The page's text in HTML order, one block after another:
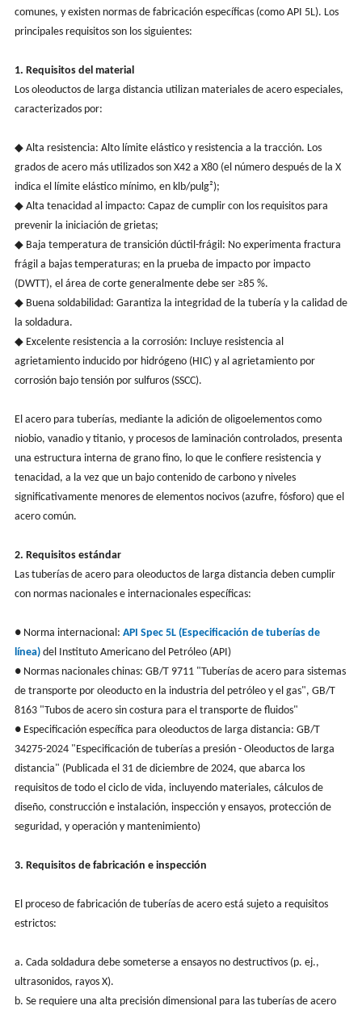
comunes, y existen normas de fabricación específicas (como API 5L). Los
principales requisitos son los siguientes:
1. Requisitos del material
Los oleoductos de larga distancia utilizan materiales de acero especiales,
caracterizados por:
◆ Alta resistencia: Alto límite elástico y resistencia a la tracción. Los
grados de acero más utilizados son X42 a X80 (el número después de la X
indica el límite elástico mínimo, en klb/pulg²);
◆ Alta tenacidad al impacto: Capaz de cumplir con los requisitos para
prevenir la iniciación de grietas;
◆ Baja temperatura de transición dúctil-frágil: No experimenta fractura
frágil a bajas temperaturas; en la prueba de impacto por impacto
(DWTT), el área de corte generalmente debe ser ≥85 %.
◆ Buena soldabilidad: Garantiza la integridad de la tubería y la calidad de
la soldadura.
◆ Excelente resistencia a la corrosión: Incluye resistencia al
agrietamiento inducido por hidrógeno (HIC) y al agrietamiento por
corrosión bajo tensión por sulfuros (SSCC).
El acero para tuberías, mediante la adición de oligoelementos como
niobio, vanadio y titanio, y procesos de laminación controlados, presenta
una estructura interna de grano fino, lo que le confiere resistencia y
tenacidad, a la vez que un bajo contenido de carbono y niveles
significativamente menores de elementos nocivos (azufre, fósforo) que el
acero común.
2. Requisitos estándar
Las tuberías de acero para oleoductos de larga distancia deben cumplir
con normas nacionales e internacionales específicas:
● Norma internacional: API Spec 5L (Especificación de tuberías de
línea)del Instituto Americano del Petróleo (API)
● Normas nacionales chinas: GB/T 9711 "Tuberías de acero para sistemas
de transporte por oleoducto en la industria del petróleo y el gas", GB/T
8163 "Tubos de acero sin costura para el transporte de fluidos"
● Especificación específica para oleoductos de larga distancia: GB/T
34275-2024 "Especificación de tuberías a presión - Oleoductos de larga
distancia" (Publicada el 31 de diciembre de 2024, que abarca los
requisitos de todo el ciclo de vida, incluyendo materiales, cálculos de
diseño, construcción e instalación, inspección y ensayos, protección de
seguridad, y operación y mantenimiento)
3. Requisitos de fabricación e inspección
El proceso de fabricación de tuberías de acero está sujeto a requisitos
estrictos:
a. Cada soldadura debe someterse a ensayos no destructivos (p. ej.,
ultrasonidos, rayos X).
b. Se requiere una alta precisión dimensional para las tuberías de acero